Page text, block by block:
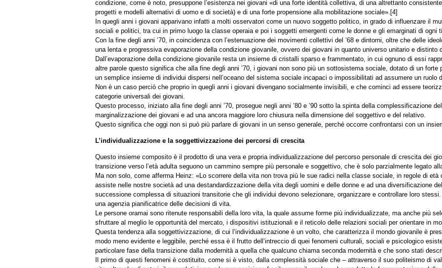
condizione, come è noto, presuppone l’esistenza nei giovani «di una forte identità collettiva, di una altrettanto
progetti e modelli alternativi di uomo e di società) e di una forte propensione alla mobilitazione sociale».[4]
In quegli anni i giovani apparivano infatti a molti osservatori come un nuovo soggetto politico, in grado di influenzare il
sociali e politici, tra cui in primo luogo la classe operaia e poi i soggetti emergenti come le donne e gli emarginati di ogni
Con la fine degli anni ’70, in coincidenza con l’estenuazione dei movimenti collettivi del ’68 e dintorni, oltre che delle
una lenta e progressiva evaporazione della condizione giovanile, ovvero dei giovani in quanto universo unitario e distinto
Dall’evaporazione della condizione giovanile resta un insieme di cristalli sparso e frammentato, in cui ognuno di essi
altre parole questo significa che alla fine degli anni ’70, i giovani non sono più un sottosistema sociale, dotato di un
un semplice insieme di individui dispersi nell’oceano del sistema sociale incapaci o impossibilitati ad assumere un ruolo
Non è un caso perciò che proprio in quegli anni i giovani divengano socialmente invisibili, e che cominci ad essere
categorie universali dei giovani.
Questo processo, iniziato alla fine degli anni ’70, prosegue negli anni ’80 e ’90 sotto la spinta della complessificazione
marginalizzazione dei giovani e ad una ancora maggiore loro chiusura nella dimensione del soggettivo e del relativo.
Questo significa che oggi non si può più parlare di giovani in un senso generale, perché occorre confrontarsi con un
L’individualizzazione e la soggettivizzazione dei percorsi di crescita
Questo insieme composito è il prodotto di una vera e propria individualizzazione del percorso personale di crescita dei
transizione verso l’età adulta seguono un cammino sempre più personale e soggettivo, che è solo parzialmente legato
Ma non solo, come afferma Heinz: «Lo scorrere della vita non trova più le sue radici nella classe sociale, in regole di età
assiste nelle nostre società ad una destandardizzazione della vita degli uomini e delle donne e ad una diversificazione
successione complessa di situazioni transitorie che gli individui devono selezionare, organizzare e controllare loro
una agenzia pianificatrice delle decisioni di vita.
Le persone oramai sono ritenute responsabili della loro vita, la quale assume forme più individualizzate, ma anche più
sfruttare al meglio le opportunità del mercato, i dispositivi istituzionali e il reticolo delle relazioni sociali per orientare in
Questa tendenza alla soggettivizzazione, di cui l’individualizzazione è un volto, che caratterizza il mondo giovanile è
modo meno evidente e leggibile, perché essa è il frutto dell’intreccio di quei fenomeni culturali, sociali e psicologico
particolare fase della transizione dalla modernità a quella che qualcuno chiama seconda modernità e che sono stati
Il primo di questi fenomeni è costituito, come si è visto, dalla complessità sociale che – attraverso il suo politeismo di